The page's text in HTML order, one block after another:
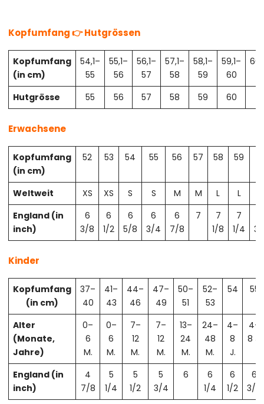
Kopfumfang 👉 Hutgrössen
Kopfumfang
(in cm)
54,1–
55
55,1–
56
56,1–
57
57,1–
58
58,1–
59
59,1–
60
Hutgrösse
55 56 57 58 59 60
Erwachsene
Kopfumfang
(in cm)
52 53 54 55 56 57 58 59
Weltweit XS XS S S M M L L
England (in
inch)
6
3/8
6
1/2
6
5/8
6
3/4
6
7/8
7
7
1/8
7
1/4
Kinder
Kopfumfang
(in cm)
37–
40
41–
43
44–
46
47–
49
50–
51
52–
53
54 55
Alter
(Monate,
Jahre)
0–
6
M.
0–
6
M.
7–
12
M.
7–
12
M.
13–
24
M.
24–
48
M.
4–
8
J.
4–
8 J.
England (in
inch)
4
7/8
5
1/4
5
1/2
5
3/4
6
6
1/4
6
1/2
6
3/4